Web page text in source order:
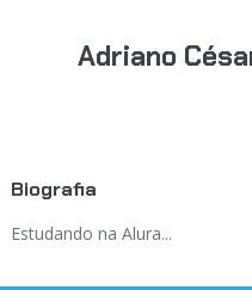
Adriano
Biografia
Estudando na Alura...